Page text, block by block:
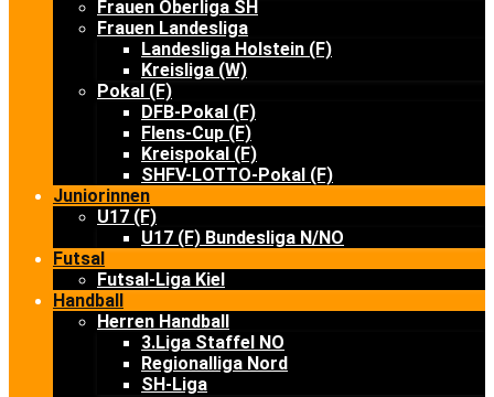
Frauen Oberliga SH
Frauen Landesliga
Landesliga Holstein (F)
Kreisliga (W)
Pokal (F)
DFB-Pokal (F)
Flens-Cup (F)
Kreispokal (F)
SHFV-LOTTO-Pokal (F)
Juniorinnen
U17 (F)
U17 (F) Bundesliga N/NO
Futsal
Futsal-Liga Kiel
Handball
Herren Handball
3.Liga Staffel NO
Regionalliga Nord
SH-Liga